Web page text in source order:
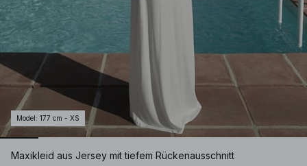
Model : 177 cm - XS
Maxikleid aus Jersey mit tiefem Rückenausschnitt